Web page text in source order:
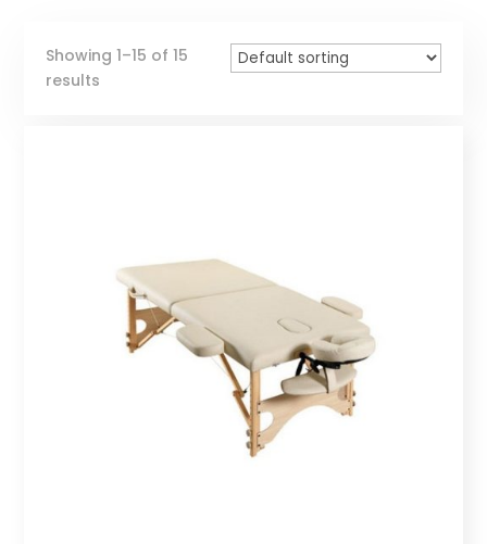
Showing 1–15 of 15
results